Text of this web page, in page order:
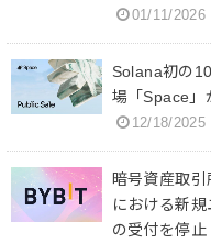
01/11/2026
Solana初の
場「Space」
12/18/2025
暗号資産取
における新
の受付を停止